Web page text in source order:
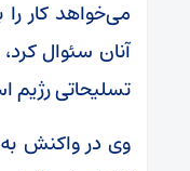
می‌خواهد کار
آنان سئوال
تسلیحاتی رژیم
وی در واکنش